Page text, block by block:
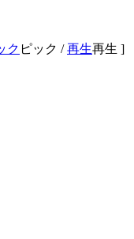
ク ピック /再生再生 ]